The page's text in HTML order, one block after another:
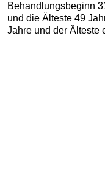
Behandlungsbeginn
und die Älteste 49
Jahre und der Älteste